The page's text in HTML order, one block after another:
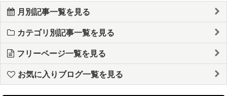
月別記事一覧を見る
カテゴリ別記事一覧を見る
フリーページ一覧を見る
お気に入りブログ一覧を見る